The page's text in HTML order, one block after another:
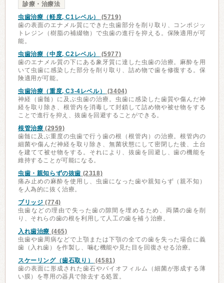
診療・治療法
虫歯治療（軽度, C1レベル）
(5719)
歯の表面のエナメル質にできた虫歯部分を削り取り、コンポジッ
トレジン（樹脂の補綴物）で虫歯の進行を抑える。保険適用が可
能。
虫歯治療（中度, C2レベル）
(5977)
歯のエナメル質の下にある象牙質に達した虫歯の治療。麻酔を用
いて虫歯に感染した部分を削り取り、詰め物で歯を修復する。保
険適用が可能。
虫歯治療（重度, C3-4レベル）
(3404)
神経（歯髄）に及ぶ虫歯の治療。虫歯に感染した歯質や傷んだ神
経を取り除き、根管内を消毒して封鎖して詰め物や被せ物をする
ことで進行を抑え、抜歯を回避することができる。
根管治療 (2959)
歯髄に及ぶ重度の虫歯で行う歯の根（根管内）の治療。根管内の
細菌や傷んだ神経を取り除き、無菌状態にして密閉した後、土台
を建てて被せ物をする。それにより、抜歯を回避し、歯の機能を
維持することが可能になる。
虫歯・親知らずの抜歯 (2318)
痛み止めの麻酔を使用し、虫歯になった歯や親知らず（親不知）
を人為的に抜く治療。
ブリッジ (774)
虫歯などの理由で失った歯の隙間を埋めるため、両隣の歯を削
り、それらの歯の根を利用して人工の歯を補う治療。
入れ歯治療 (465)
虫歯や歯周病などで上顎または下顎の全ての歯を失った場合に義
歯（入れ歯）を作製し、噛む機能や見た目を回復させる治療。
スケーリング（歯石取り）
(4581)
歯の表面に形成された歯石やバイオフィルム（細菌が形成する薄
い膜）を専用の器具で除去する処置。